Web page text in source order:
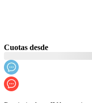
Cuotas desde